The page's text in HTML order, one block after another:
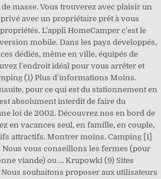
masse. Vous trouverez avec plaisir un
avec un propriétaire prêt à vous
L’appli HomeCamper c’est le
mobile. Dans les pays développés,
dédiés, même en ville, équipés de
l'endroit idéal pour vous arrêter et
(1) Plus d'informations Moins.
pour ce qui est du stationnement en
absolument interdit de faire du
loi de 2002. Découvrez nos en bord de
en vacances seul, en famille, en couple,
attractifs. Montrer moins. Camping [1]
vous conseillons les fermes (pour
viande) ou … Krupowki (9) Sites
souhaitons proposer aux utilisateurs